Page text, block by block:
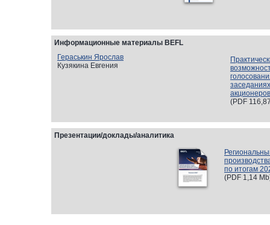
Информационные материалы BEFL
Гераськин Ярослав
Кузякина Евгения
акционеров
(PDF
Презентации/доклады/аналитика
по итогам
(PDF 1,14